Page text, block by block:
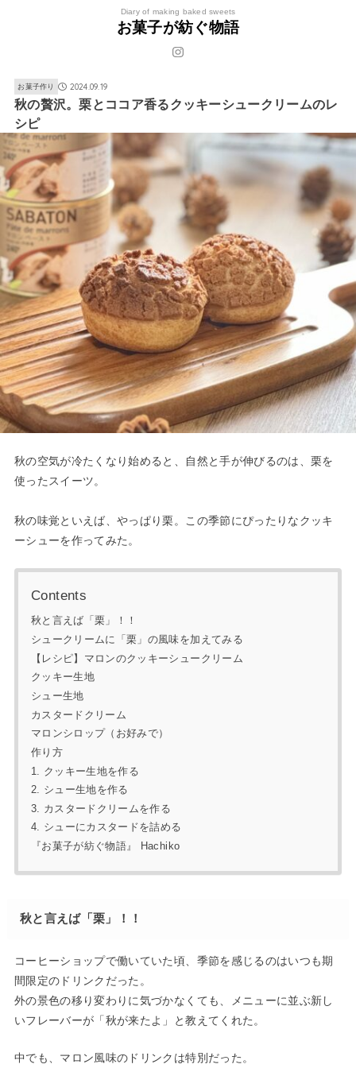
Diary of making baked sweets
お菓子が紡ぐ物語
お菓子作り 2024.09.19
秋の贅沢。栗とココア香るクッキーシュークリームのレ
シピ
秋の空気が冷たくなり始めると、自然と手が伸びるのは、栗を
使ったスイーツ。
秋の味覚といえば、やっぱり栗。この季節にぴったりなクッキ
ーシューを作ってみた。
Contents
秋と言えば「栗」！！
シュークリームに「栗」の風味を加えてみる
【レシピ】マロンのクッキーシュークリーム
クッキー生地
シュー生地
カスタードクリーム
マロンシロップ（お好みで）
作り方
1. クッキー生地を作る
2. シュー生地を作る
3. カスタードクリームを作る
4. シューにカスタードを詰める
『お菓子が紡ぐ物語』 Hachiko
秋と言えば「栗」！！
コーヒーショップで働いていた頃、季節を感じるのはいつも期
間限定のドリンクだった。
外の景色の移り変わりに気づかなくても、メニューに並ぶ新し
いフレーバーが「秋が来たよ」と教えてくれた。
中でも、マロン風味のドリンクは特別だった。